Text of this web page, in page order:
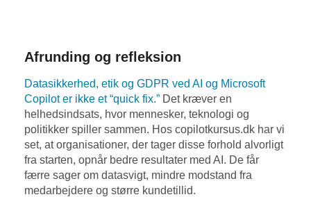
Afrunding og refleksion
Datasikkerhed, etik og GDPR ved AI og Microsoft
Copilot er ikke et “quick fix.” Det kræver en
helhedsindsats, hvor mennesker, teknologi og
politikker spiller sammen. Hos copilotkursus.dk har vi
set, at organisationer, der tager disse forhold alvorligt
fra starten, opnår bedre resultater med AI. De får
færre sager om datasvigt, mindre modstand fra
medarbejdere og større kundetillid.